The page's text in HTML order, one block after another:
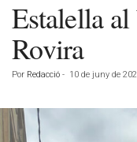
Estalella
Rovira
Por Redacció - 10 de juny de